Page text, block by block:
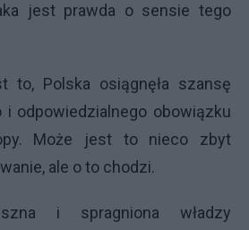
jest prawda o sensie tego
to, Polska osiągnęła szansę
i odpowiedzialnego obowiązku
Może jest to nieco zbyt
ale o to chodzi.
i spragniona władzy